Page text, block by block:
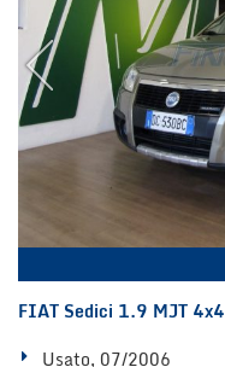
FIAT Sedici 1.9 MJT 4x4
Usato, 07/2006